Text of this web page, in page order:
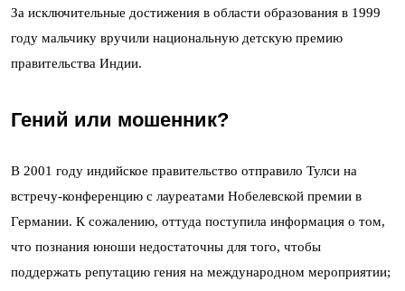
За исключительные достижения в области образования в 1999
году мальчику вручили национальную детскую премию
правительства Индии.
Гений или мошенник?
В 2001 году индийское правительство отправило Тулси на
встречу-конференцию с лауреатами Нобелевской премии в
Германии. К сожалению, оттуда поступила информация о том,
что познания юноши недостаточны для того, чтобы
поддержать репутацию гения на международном мероприятии;